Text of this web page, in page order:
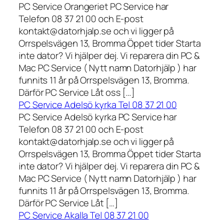
PC Service Orangeriet PC Service har
Telefon 08 37 21 00 och E-post
kontakt@datorhjalp.se och vi ligger på
Orrspelsvägen 13, Bromma Öppet tider Starta
inte dator? Vi hjälper dej. Vi reparera din PC &
Mac PC Service ( Nytt namn Datorhjälp ) har
funnits 11 år på Orrspelsvägen 13, Bromma.
Därför PC Service Låt oss […]
PC Service Adelsö kyrka Tel 08 37 21 00
PC Service Adelsö kyrka PC Service har
Telefon 08 37 21 00 och E-post
kontakt@datorhjalp.se och vi ligger på
Orrspelsvägen 13, Bromma Öppet tider Starta
inte dator? Vi hjälper dej. Vi reparera din PC &
Mac PC Service ( Nytt namn Datorhjälp ) har
funnits 11 år på Orrspelsvägen 13, Bromma.
Därför PC Service Låt […]
PC Service Akalla Tel 08 37 21 00